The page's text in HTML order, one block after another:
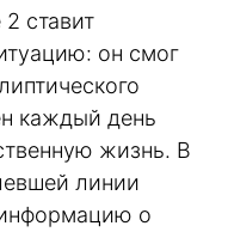
ставит
он смог
каждый день
жизнь. В
линии
о